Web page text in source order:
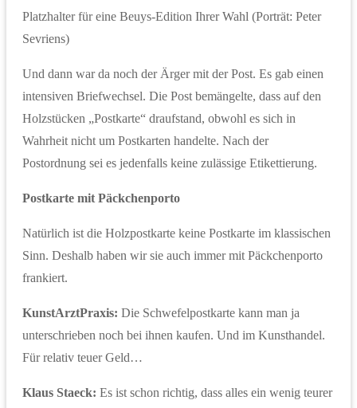
Platzhalter für eine Beuys-Edition Ihrer Wahl (Porträt: Peter
Sevriens)
Und dann war da noch der Ärger mit der Post. Es gab einen
intensiven Briefwechsel. Die Post bemängelte, dass auf den
Holzstücken „Postkarte“ draufstand, obwohl es sich in
Wahrheit nicht um Postkarten handelte. Nach der
Postordnung sei es jedenfalls keine zulässige Etikettierung.
Postkarte mit Päckchenporto
Natürlich ist die Holzpostkarte keine Postkarte im klassischen
Sinn. Deshalb haben wir sie auch immer mit Päckchenporto
frankiert.
KunstArztPraxis: Die Schwefelpostkarte kann man ja
unterschrieben noch bei ihnen kaufen. Und im Kunsthandel.
Für relativ teuer Geld…
Klaus Staeck: Es ist schon richtig, dass alles ein wenig teurer